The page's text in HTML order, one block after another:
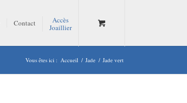
Contact
Accès
Joaillier
Vous êtes ici : Accueil / Jade / Jade vert